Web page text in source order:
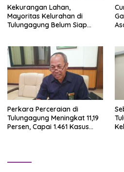
Kekurangan Lahan,
Mayoritas Kelurahan di
Tulungagung Belum Siap
Perkara Perceraian di
Tulungagung Meningkat 11,19
Persen, Capai 1.461 Kasus